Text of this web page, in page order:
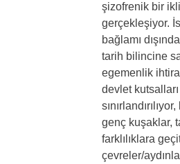
şizofrenik bir
gerçekleşiyor.
bağlamı
tarih bilincine
egemenlik
devlet
genç kuşaklar,
farklılıklara
çevreler/